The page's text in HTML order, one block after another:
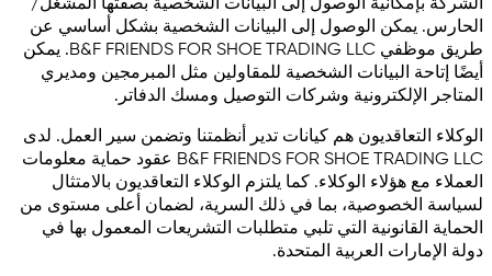
الشركة بإمكانية الوصول إلى البيانات الشخصية بصفتها المشغل/
الحارس. يمكن الوصول إلى البيانات الشخصية بشكل أساسي عن
طريق موظفي B&F FRIENDS FOR SHOE TRADING LLC. يمكن
أيضًا إتاحة البيانات الشخصية للمقاولين مثل المبرمجين ومديري
المتاجر الإلكترونية وشركات التوصيل ومسك الدفاتر.
الوكلاء التعاقديون هم كيانات تدير أنظمتنا وتضمن سير العمل. لدى
B&F FRIENDS FOR SHOE TRADING LLC عقود حماية معلومات
العملاء مع هؤلاء الوكلاء. كما يلتزم الوكلاء التعاقديون بالامتثال
لسياسة الخصوصية، بما في ذلك السرية، لضمان أعلى مستوى من
الحماية القانونية التي تلبي متطلبات التشريعات المعمول بها في
دولة الإمارات العربية المتحدة.